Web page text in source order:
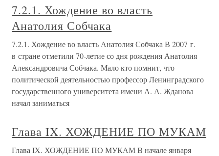
7.2.1. Хождение во власть
Анатолия Собчака
7.2.1. Хождение во власть Анатолия Собчака В 2007 г.
в стране отметили 70-летие со дня рождения Анатолия
Александровича Собчака. Мало кто помнит, что
политической деятельностью профессор Ленинградского
государственного университета имени А. А. Жданова
начал заниматься
Глава IX. ХОЖДЕНИЕ ПО МУКАМ
Глава IX. ХОЖДЕНИЕ ПО МУКАМ В начале января